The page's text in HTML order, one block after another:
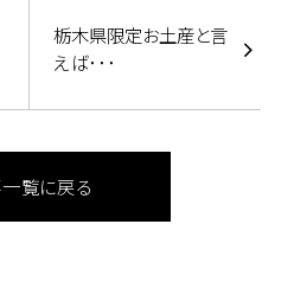
栃木県限定お土産と言
えば･･･
覧に戻る